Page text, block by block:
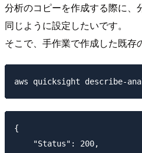
分析のコピーを作成する際に、
同じように設定したいです。
そこで、手作業で作成した既存
{
    "Status": 200,